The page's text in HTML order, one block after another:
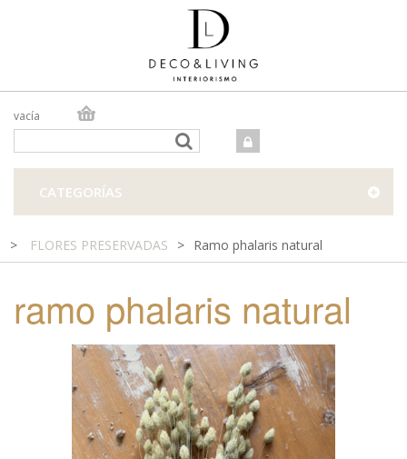
vacía
TIENDA FÍSICA
CATEGORÍAS
> FLORES PRESERVADAS > Ramo phalaris natural
ramo phalaris natural